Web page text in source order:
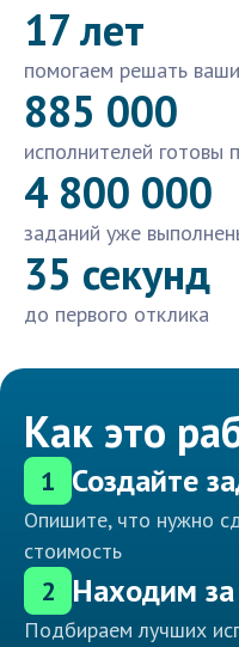
17 лет
помогаем решать
885 000
исполнителей готовы
4 800 000
заданий уже
35 секунд
до первого отклика
Как это
1 Создайте
Опишите, что нужно
стоимость
2 Находим
Подбираем лучших